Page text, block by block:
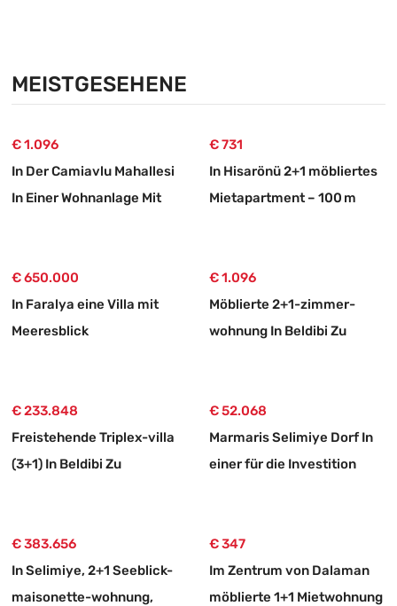
MEISTGESEHENE
€ 1.096
In Der Camiavlu Mahallesi
In Einer Wohnanlage Mit
€ 731
In Hisarönü 2+1 möbliertes
Mietapartment – 100 m
€ 650.000
In Faralya eine Villa mit
Meeresblick
€ 1.096
Möblierte 2+1-zimmer-
wohnung In Beldibi Zu
€ 233.848
Freistehende Triplex-villa
(3+1) In Beldibi Zu
€ 52.068
Marmaris Selimiye Dorf In
einer für die Investition
€ 383.656
In Selimiye, 2+1 Seeblick-
maisonette-wohnung,
€ 347
Im Zentrum von Dalaman
möblierte 1+1 Mietwohnung